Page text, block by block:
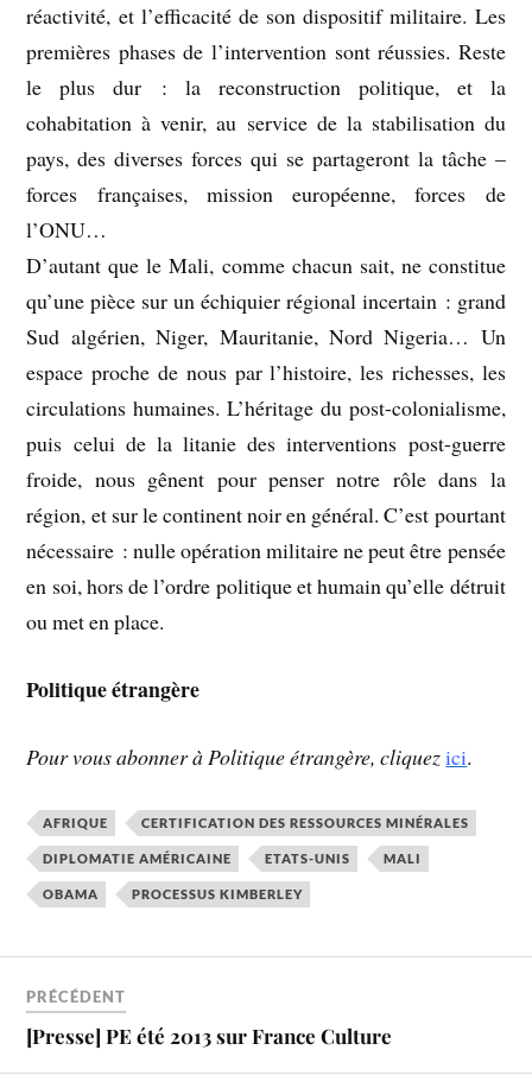
réactivité, et l’efficacité de son dispositif militaire. Les
premières phases de l’intervention sont réussies. Reste
le plus dur : la reconstruction politique, et la
cohabitation à venir, au service de la stabilisation du
pays, des diverses forces qui se partageront la tâche –
forces françaises, mission européenne, forces de
l’ONU…
D’autant que le Mali, comme chacun sait, ne constitue
qu’une pièce sur un échiquier régional incertain : grand
Sud algérien, Niger, Mauritanie, Nord Nigeria… Un
espace proche de nous par l’histoire, les richesses, les
circulations humaines. L’héritage du post-colonialisme,
puis celui de la litanie des interventions post-guerre
froide, nous gênent pour penser notre rôle dans la
région, et sur le continent noir en général. C’est pourtant
nécessaire : nulle opération militaire ne peut être pensée
en soi, hors de l’ordre politique et humain qu’elle détruit
ou met en place.
Politique étrangère
Pour vous abonner à Politique étrangère, cliquezici.
AFRIQUE CERTIFICATION DES RESSOURCES MINÉRALES
DIPLOMATIE AMÉRICAINE ETATS-UNIS MALI
OBAMA PROCESSUS KIMBERLEY
PRÉCÉDENT
[Presse] PE été 2013 sur France Culture